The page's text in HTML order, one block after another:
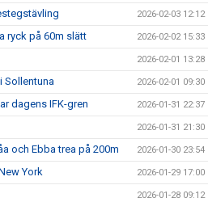
2026-02-03 12:12
ryck på 60m slätt 2026-02-02 15:33
2026-02-01 13:28
Sollentuna 2026-02-01 09:30
dagens IFK-gren 2026-01-31 22:37
2026-01-31 21:30
och Ebba trea på 200m 2026-01-30 23:54
York 2026-01-29 17:00
2026-01-28 09:12